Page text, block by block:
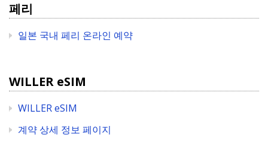
페리
일본 국내 페리 온라인 예약
WILLER eSIM
WILLER eSIM
계약 상세 정보 페이지